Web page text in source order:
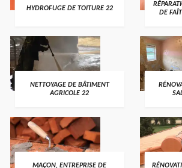
HYDROFUGE DE TOITURE 22
DE
NETTOYAGE DE BÂTIMENT
AGRICOLE 22
MAÇON, ENTREPRISE DE